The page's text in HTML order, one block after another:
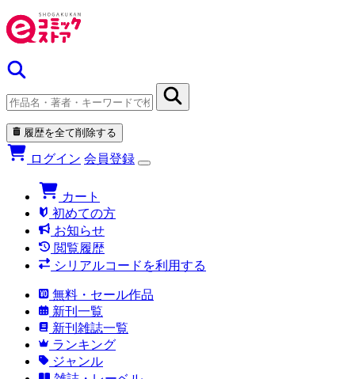
履歴を全て削除する
ログイン 会員登録
カート
初めての方
お知らせ
閲覧履歴
シリアルコードを利用する
無料・セール作品
新刊一覧
新刊雑誌一覧
ランキング
ジャンル